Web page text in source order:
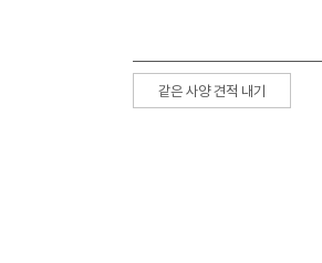
같은 사양 견적 내기